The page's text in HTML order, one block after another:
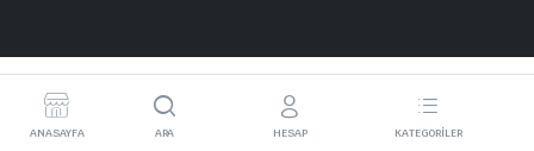
ANASAYFA ARA HESAP KATEGORILER